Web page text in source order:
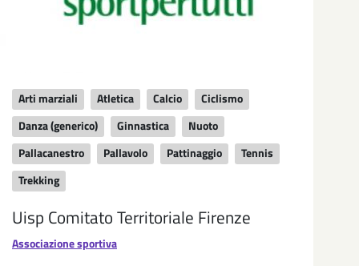
Arti marziali Atletica Calcio
Ciclismo
Danza (generico)
Ginnastica
Nuoto
Pallacanestro
Pallavolo Pattinaggio
Tennis
Trekking
Uisp Comitato Territoriale Firenze
Associazione sportiva